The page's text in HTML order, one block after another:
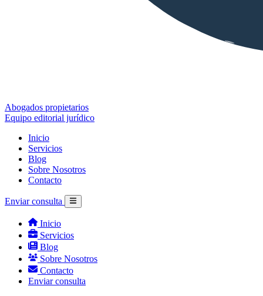
Abogados propietarios
Equipo editorial jurídico
Inicio
Servicios
Blog
Sobre Nosotros
Contacto
Enviar consulta
Inicio
Servicios
Blog
Sobre Nosotros
Contacto
Enviar consulta